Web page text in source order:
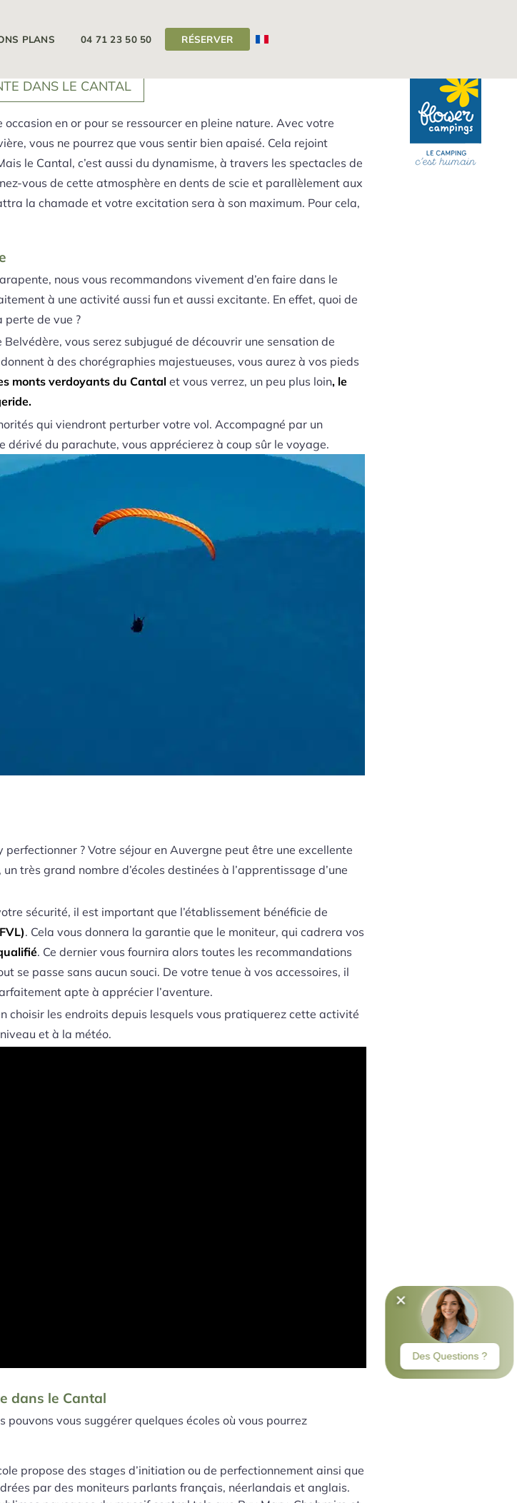
PLANS 04 71 23 50 50 RÉSERVER
DANS LE CANTAL
occasion en or pour se ressourcer en pleine nature. Avec votre
vous ne pourrez que vous sentir bien apaisé. Cela rejoint
le Cantal, c’est aussi du dynamisme, à travers les spectacles de
vous de cette atmosphère en dents de scie et parallèlement aux
la chamade et votre excitation sera à son maximum. Pour cela,
nous vous recommandons vivement d’en faire dans le
à une activité aussi fun et aussi excitante. En effet, quoi de
perte de vue ?
vous serez subjugué de découvrir une sensation de
à des chorégraphies majestueuses, vous aurez à vos pieds
monts verdoyants du Cantalet vous verrez, un peu plus loin, le
qui viendront perturber votre vol. Accompagné par un
dérivé du parachute, vous apprécierez à coup sûr le voyage.
? Votre séjour en Auvergne peut être une excellente
très grand nombre d’écoles destinées à l’apprentissage d’une
sécurité, il est important que l’établissement bénéficie de
. Cela vous donnera la garantie que le moniteur, qui cadrera vos
. Ce dernier vous fournira alors toutes les recommandations
se passe sans aucun souci. De votre tenue à vos accessoires, il
apte à apprécier l’aventure.
choisir les endroits depuis lesquels vous pratiquerez cette activité
et à la météo.
dans le Cantal
vous suggérer quelques écoles où vous pourrez
propose des stages d’initiation ou de perfectionnement ainsi que
par des moniteurs parlants français, néerlandais et anglais.